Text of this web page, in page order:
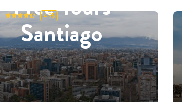
Free Tours
Santiago
4.95